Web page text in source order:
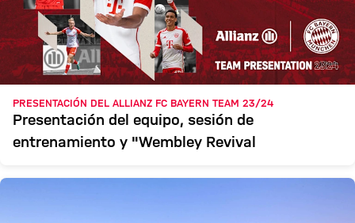
PRESENTACIÓN DEL ALLIANZ FC BAYERN TEAM 23/24
Presentación del equipo, sesión de
entrenamiento y "Wembley Revival